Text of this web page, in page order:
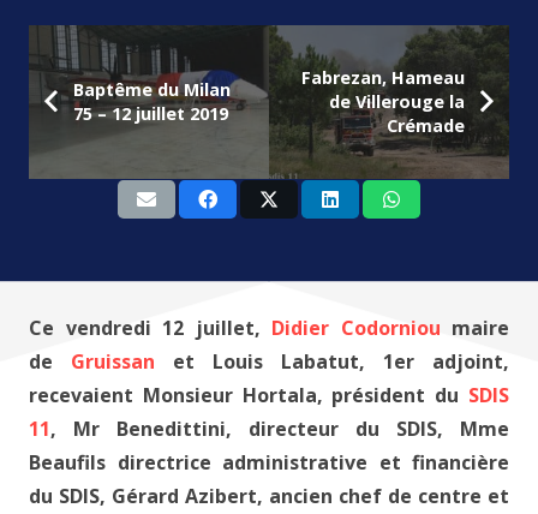
Baptême du Milan
75 – 12 juillet 2019
Fabrezan, Hameau
de Villerouge la
Crémade
Ce vendredi 12 juillet, Didier Codorniou maire
de Gruissan et Louis Labatut, 1er adjoint,
recevaient Monsieur Hortala, président du SDIS
11, Mr Benedittini, directeur du SDIS, Mme
Beaufils directrice administrative et financière
du SDIS, Gérard Azibert, ancien chef de centre et